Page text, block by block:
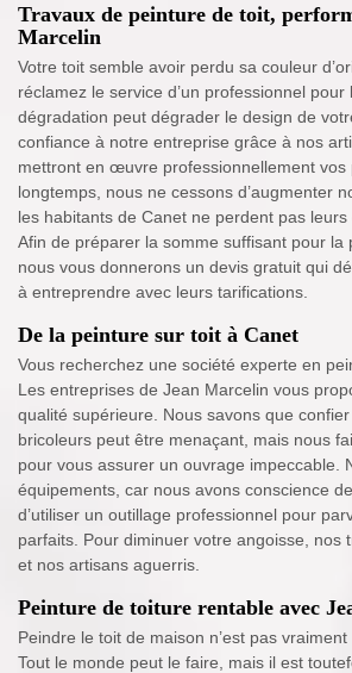
Travaux de peinture de toit,
Marcelin
Votre toit semble avoir perdu sa couleur
réclamez le service d’un professionnel pour
dégradation peut dégrader le design de
confiance à notre entreprise grâce à nos
mettront en œuvre professionnellement vos
longtemps, nous ne cessons d’augmenter
les habitants de Canet ne perdent pas leurs
Afin de préparer la somme suffisant pour la
nous vous donnerons un devis gratuit qui
à entreprendre avec leurs tarifications.
De la peinture sur toit à Canet
Vous recherchez une société experte en
Les entreprises de Jean Marcelin vous
qualité supérieure. Nous savons que
bricoleurs peut être menaçant, mais nous
pour vous assurer un ouvrage impeccable.
équipements, car nous avons conscience
d’utiliser un outillage professionnel pour
parfaits. Pour diminuer votre angoisse, nos
et nos artisans aguerris.
Peinture de toiture rentable avec
Peindre le toit de maison n’est pas
Tout le monde peut le faire, mais il est